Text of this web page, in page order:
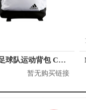
adidas 足球队运动背包 CF4941
暂无购买链接